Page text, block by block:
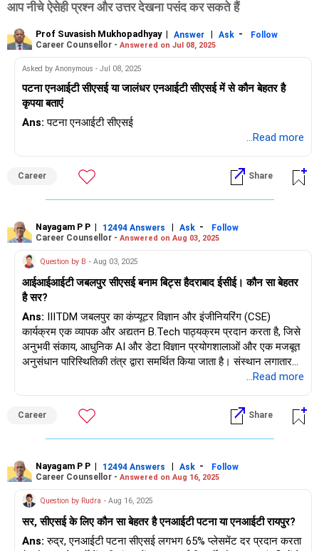
आप नीचे ऐसेही प्रश्न और उत्तर देखना पसंद कर सकते हैं
Prof Suvasish Mukhopadhyay| Answer | Ask -
Follow
Career Counsellor - Answered on Jul 08, 2025
Asked by Anonymous - Jul 08, 2025
पटना एनआईटी सीएसई या जालंधर एनआईटी सीएसई में से कौन बेहतर है
कृपया बताएं
Ans: पटना एनआईटी सीएसई
...Read more
Career Share
Nayagam P P | 12494 Answers | Ask -
Follow
Career Counsellor - Answered on Aug 03, 2025
Question by B - Aug 03, 2025
आईआईआईटी जबलपुर सीएसई बनाम बिट्स हैदराबाद ईसीई। कौन सा बेहतर
है सर?
Ans: IIITDM जबलपुर का कंप्यूटर विज्ञान और इंजीनियरिंग (CSE)
कार्यक्रम एक व्यापक और अद्यतन B.Tech पाठ्यक्रम प्रदान करता है, जिसे
अनुभवी संकाय, आधुनिक AI और डेटा विज्ञान प्रयोगशालाओं और एक मजबूत
अनुसंधान पारिस्थितिकी तंत्र द्वारा समर्थित किया जाता है। संस्थान लगातार
CSE के लिए 90% -95% प्लेसमेंट हासिल करता है, जिसमें Amazon,
LPA से ऊपर का हालिया औसत है। छात्रों को मजबूत कोडिंग संस्कृति,
अंतःविषय डिजाइन प्रदर्शन और कई इंटर्नशिप अवसरों का लाभ मिलता है,
जिसमें अंतर्राष्ट्रीय प्रस्ताव भी शामिल हैं। BITS हैदराबाद का इलेक्ट्रॉनिक्स
प्रयोगशालाएं, अभ्यास-उन्मुख पाठ्यक्रम, मजबूत संकाय और उच्च प्लेसमेंट
रिकॉर्ड हैं इसके फलते-फूलते नवाचार, पूर्व छात्रों का नेटवर्क, शोध परियोजनाएँ
और परिसर जीवन इसे अत्यधिक प्रतिष्ठित बनाते हैं, हालाँकि ECE में प्लेसमेंट
मुख्य इलेक्ट्रॉनिक्स की तुलना में IT/सॉफ़्टवेयर और परामर्श प्रोफ़ाइल की ओर
अधिक झुकाव रखते हैं। दोनों संस्थानों में उत्कृष्ट बुनियादी ढाँचा, गुणवत्तापूर्ण
संकाय, उद्योग सहयोग और अपने-अपने क्षेत्रों में ठोस सहकर्मी प्रतिष्ठा है।
...Read more
Career Share
Nayagam P P | 12494 Answers | Ask -
Follow
Career Counsellor - Answered on Aug 16, 2025
Question by Rudra - Aug 16, 2025
सर, सीएसई के लिए कौन सा बेहतर है एनआईटी पटना या एनआईटी रायपुर?
Ans: रुद्र, एनआईटी पटना सीएसई लगभग 65% प्लेसमेंट दर प्रदान करता